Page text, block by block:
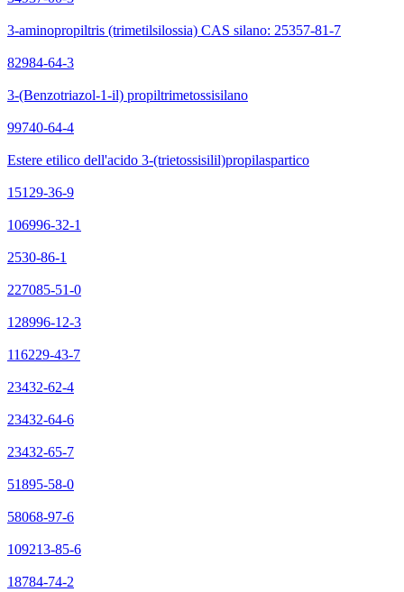
3-aminopropiltris (trimetilsilossia) CAS silano: 25357-81-7
82984-64-3
3-(Benzotriazol-1-il) propiltrimetossisilano
99740-64-4
Estere etilico dell'acido 3-(trietossisilil)propilaspartico
15129-36-9
106996-32-1
2530-86-1
227085-51-0
128996-12-3
116229-43-7
23432-62-4
23432-64-6
23432-65-7
51895-58-0
58068-97-6
109213-85-6
18784-74-2